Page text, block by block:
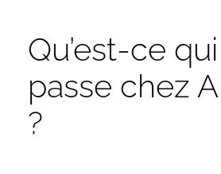
Qu’est-ce
passe chez
?